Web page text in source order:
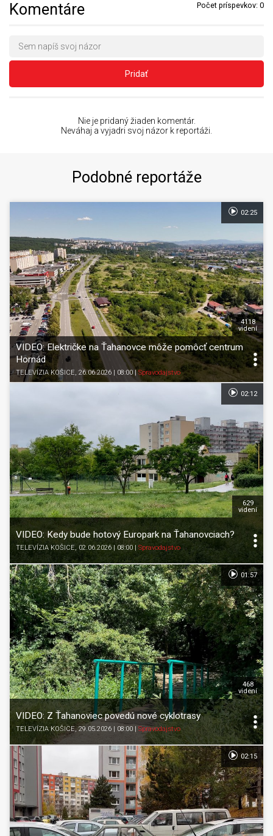
Komentáre Počet príspevkov: 0
Pridať
Nie je pridaný žiaden komentár.
Neváhaj a vyjadri svoj názor k reportáži.
Podobné reportáže
VIDEO: Električke na Ťahanovce môže pomôcť centrum
Hornád
TELEVÍZIA KOŠICE, 26.06.2026 | 08:00 |Spravodajstvo
4118
videní
02:25
VIDEO: Kedy bude hotový Europark na Ťahanovciach?
TELEVÍZIA KOŠICE, 02.06.2026 | 08:00 Spravodajstvo
629
videní
02:12
VIDEO: Z Ťahanoviec povedú nové cyklotrasy
TELEVÍZIA KOŠICE, 29.05.2026 | 08:00 Spravodajstvo
468
videní
01:57
02:15